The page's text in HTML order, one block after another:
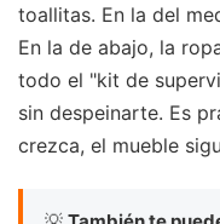
toallitas. En la del
En la de abajo, la
todo el "kit de
sin despeinarte. Es
crezca, el mueble